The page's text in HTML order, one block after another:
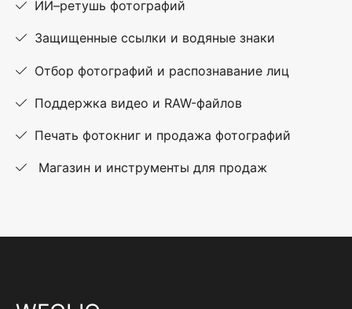
ИИ–ретушь фотографий
Защищенные ссылки и водяные знаки
Отбор фотографий и распознавание лиц
Поддержка видео и RAW-файлов
Печать фотокниг и продажа фотографий
Магазин и инструменты для продаж